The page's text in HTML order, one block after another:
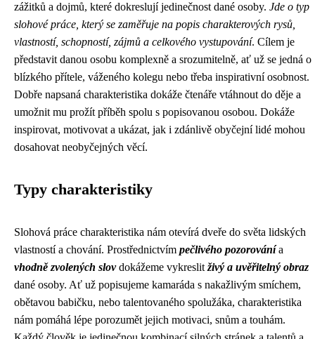
zážitků a dojmů, které dokreslují jedinečnost dané osoby. Jde o typ
slohové práce, který se zaměřuje na popis charakterových rysů,
vlastností, schopností, zájmů a celkového vystupování. Cílem je
představit danou osobu komplexně a srozumitelně, ať už se jedná o
blízkého přítele, váženého kolegu nebo třeba inspirativní osobnost.
Dobře napsaná charakteristika dokáže čtenáře vtáhnout do děje a
umožnit mu prožít příběh spolu s popisovanou osobou. Dokáže
inspirovat, motivovat a ukázat, jak i zdánlivě obyčejní lidé mohou
dosahovat neobyčejných věcí.
Typy charakteristiky
Slohová práce charakteristika nám otevírá dveře do světa lidských
vlastností a chování. Prostřednictvím pečlivého pozorovánía
vhodně zvolených slovdokážeme vykreslit živý a uvěřitelný obraz
dané osoby. Ať už popisujeme kamaráda s nakažlivým smíchem,
obětavou babičku, nebo talentovaného spolužáka, charakteristika
nám pomáhá lépe porozumět jejich motivaci, snům a touhám.